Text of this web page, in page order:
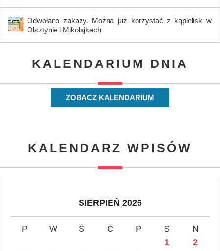
Odwołano zakazy. Można już korzystać z kąpielisk w
Olsztynie i Mikołajkach
KALENDARIUM DNIA
ZOBACZ KALENDARIUM
KALENDARZ WPISÓW
SIERPIEŃ 2026
P W Ś C P S
N
1
2